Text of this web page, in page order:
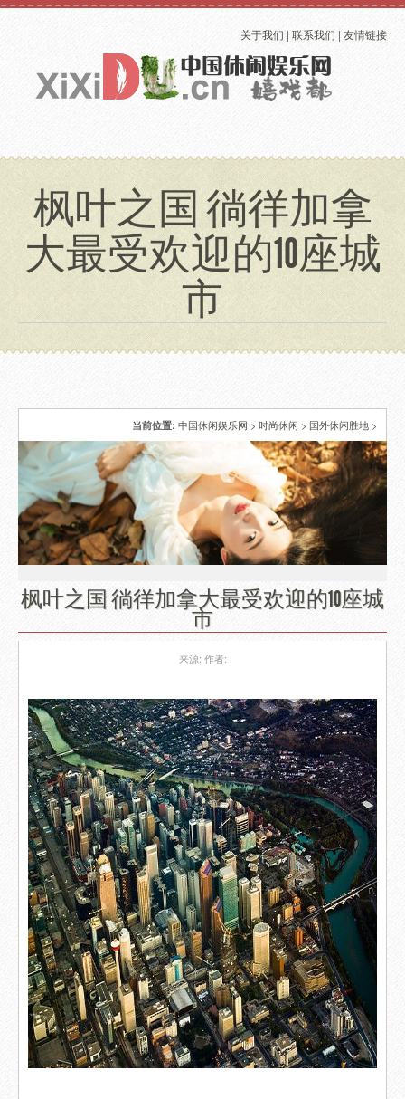
关于我们 | 联系我们 | 友情链接
枫叶之国 徜徉加拿
大最受欢迎的10座城
市
当前位置: 中国休闲娱乐网 > 时尚休闲 > 国外休闲胜地 >
枫叶之国 徜徉加拿大最受欢迎的10座城
市
来源: 作者: